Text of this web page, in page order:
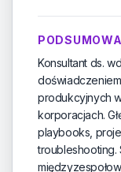
Konsultant ds.
produkcyjnych
korporacjach.
playbooks,